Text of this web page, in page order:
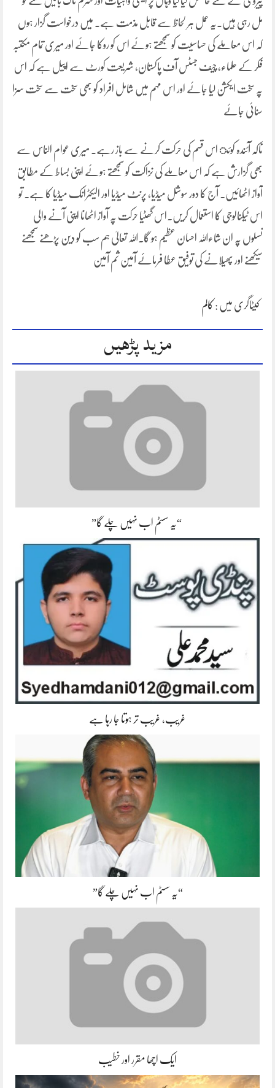
مل رہی ہیں۔یہ عمل ہر لحاظ سے قابل مذمت ہے۔ میں درخواست گزار ہوں
کہ اس معاملے کی حساسیت کو سمجھتے ہوئے اس کو روکا جائے اور میری تمام مکتبہ
فکر کے علماء، چیف جسٹس آف پاکستان، شریعت کورٹ سے اپیل ہے کہ اس
پہ سخت ایکشن لیا جائے اور اس مہم میں شامل افراد کو بھی سخت سے سخت سزا
سنائی جائے
تاکہ آئندہ کوئ اس قسم کی حرکت کرنے سے باز رہے۔ میری عوام الناس سے
بھی گزارش ہے کہ اس معاملے کی نزاکت کو سمجھتے ہوئے اپنی بساط کے مطابق
آواز اٹھائیں۔ آج کا دور سوشل میڈیا، پرنٹ میڈیا اور الیکٹرانک میڈیا کا ہے۔ تو
اس ٹیکنالوجی کا استعمال کریں۔اس گھٹیا حرکت پہ آواز اٹھانا اپنی آنے والی
نسلوں پہ ان شاءاللہ احسان عظیم ہو گا۔اللہ تعالیٰ ہم سب کو دین پڑھنے سمجھنے
سیکھنے اور پھیلانے کی توفیق عطا فرمائے آمین ثم آمین
کیٹاگری میں : کالم
مزید پڑھیں
“یہ سسٹم اب نہیں چلے گا”
غریب، غریب تر ہوتا جا رہا ہے
“یہ سسٹم اب نہیں چلے گا”
ایک اچھا مقرر اور خطیب